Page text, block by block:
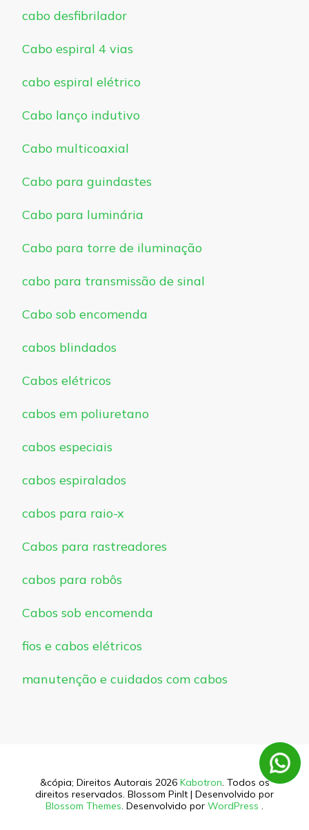
cabo desfibrilador
Cabo espiral 4 vias
cabo espiral elétrico
Cabo lanço indutivo
Cabo multicoaxial
Cabo para guindastes
Cabo para luminária
Cabo para torre de iluminação
cabo para transmissão de sinal
Cabo sob encomenda
cabos blindados
Cabos elétricos
cabos em poliuretano
cabos especiais
cabos espiralados
cabos para raio-x
Cabos para rastreadores
cabos para robôs
Cabos sob encomenda
fios e cabos elétricos
manutenção e cuidados com cabos
&cópia; Direitos Autorais 2026 Kabotron. Todos os
direitos reservados. Blossom PinIt | Desenvolvido por
Blossom Themes. Desenvolvido por WordPress .